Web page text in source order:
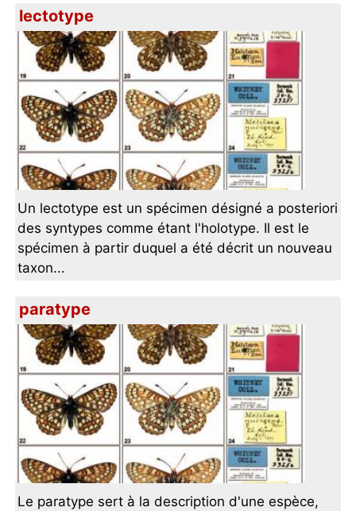
lectotype
Un lectotype est un spécimen désigné a posteriori
des syntypes comme étant l'holotype. Il est le
spécimen à partir duquel a été décrit un nouveau
taxon...
paratype
Le paratype sert à la description d'une espèce,